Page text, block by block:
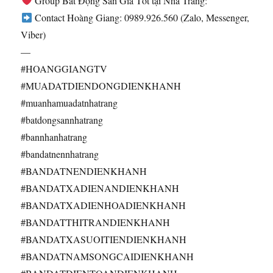
Contact Hoàng Giang: 0989.926.560 (Zalo, Messenger,
Viber)
—
#HOANGGIANGTV​
#MUADATDIENDONGDIENKHANH
#muanhamuadatnhatrang​
#batdongsannhatrang​
#bannhanhatrang​
#bandatnennhatrang​
#BANDATNENDIENKHANH​
#BANDATXADIENANDIENKHANH​
#BANDATXADIENHOADIENKHANH​
#BANDATTHITRANDIENKHANH​
#BANDATXASUOITIENDIENKHANH​
#BANDATNAMSONGCAIDIENKHANH​